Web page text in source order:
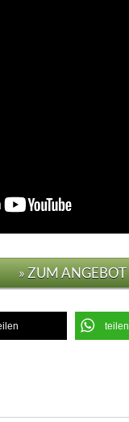
» ZUM ANGEBOT
teilen